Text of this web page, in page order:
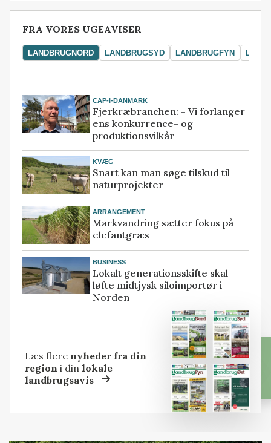
FRA VORES UGEAVISER
LANDBRUGNORD LANDBRUGSYD LANDBRUGFYN
CAP-I-DANMARK
Fjerkræbranchen: - Vi forlanger
ens konkurrence- og
produktionsvilkår
KVÆG
Snart kan man søge tilskud til
naturprojekter
ARRANGEMENT
Markvandring sætter fokus på
elefantgræs
BUSINESS
Lokalt generationsskifte skal
løfte midtjysk siloimportør i
Norden
Læs flere nyheder fra din
region i dinlokale
landbrugsavis